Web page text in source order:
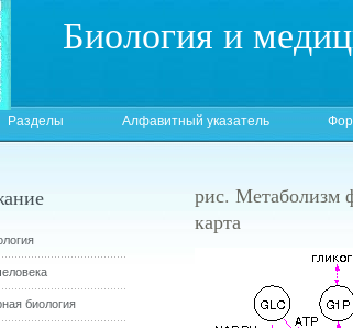
Биология и
Разделы Алфавитный указатель
рис. Метаболизм
карта
биология